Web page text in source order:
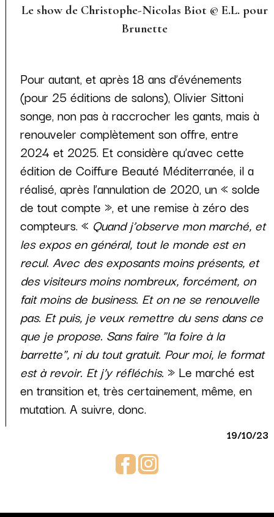
Le show de Christophe-Nicolas Biot © E.L. pour
Brunette
Pour autant, et après 18 ans d’événements
(pour 25 éditions de salons), Olivier Sittoni
songe, non pas à raccrocher les gants, mais à
renouveler complètement son offre, entre
2024 et 2025. Et considère qu’avec cette
édition de Coiffure Beauté Méditerranée, il a
réalisé, après l’annulation de 2020, un « solde
de tout compte », et une remise à zéro des
compteurs. « Quand j’observe mon marché, et
les expos en général, tout le monde est en
recul. Avec des exposants moins présents, et
des visiteurs moins nombreux, forcément, on
fait moins de business. Et on ne se renouvelle
pas. Et puis, je veux remettre du sens dans ce
que je propose. Sans faire "la foire à la
barrette", ni du tout gratuit. Pour moi, le format
est à revoir. Et j’y réfléchis. » Le marché est
en transition et, très certainement, même, en
mutation. A suivre, donc.
19/10/23
Facebook